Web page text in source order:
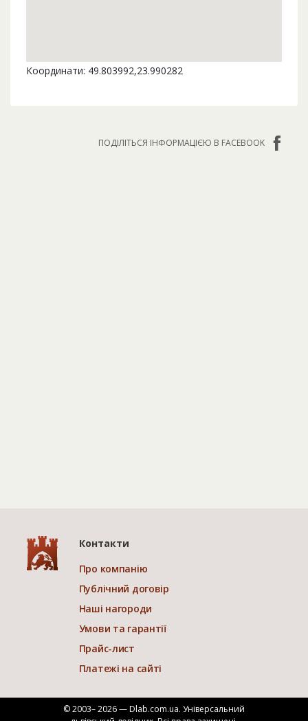
Координати: 49.803992,23.990282
ПОДІЛІТЬСЯ ІНФОРМАЦІЄЮ В FACEBOOK
Контакти
Про компанію
Публічний договір
Наші нагороди
Умови та гарантії
Прайс-лист
Платежі на сайті
© 2003– 2026 — Dlab.com.ua. Універсальний